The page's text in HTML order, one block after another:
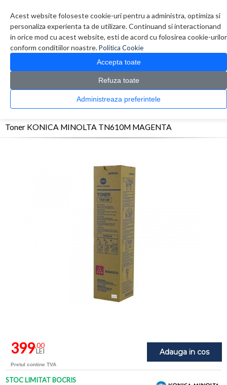
Acest website foloseste cookie-uri pentru a administra, optimiza si
personaliza experienta ta de utilizare. Continuand si interactionand
in orice mod cu acest website, esti de acord cu folosirea cookie-urilor
conform conditiilor noastre.Politica Cookie
Accepta toate
Refuza toate
Administreaza preferintele
0 produs(e)
CATALOG PRODUSE
Consumabile originale > Toner > Toner KONICA MINOLTA TN610M
Toner KONICA MINOLTA TN610M MAGENTA
Adauga in cos
399,00
LEI
Pretul contine TVA
STOC LIMITAT BOCRIS